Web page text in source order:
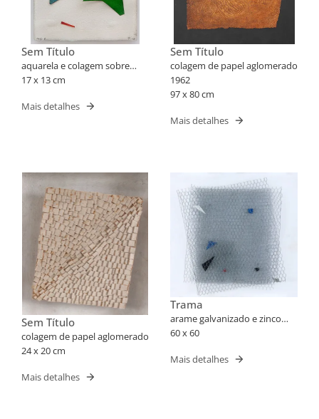
Sem Título
aquarela e colagem sobre
papel
17 x 13 cm
Mais detalhes
Sem Título
colagem de papel aglomerado
1962
97 x 80 cm
Mais detalhes
Sem Título
colagem de papel aglomerado
24 x 20 cm
Mais detalhes
Trama
arame galvanizado e zinco
montados em caixa de acrílico
60 x 60
Mais detalhes